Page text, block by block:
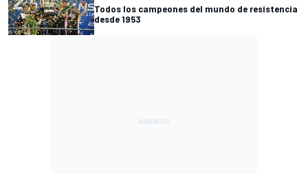
Todos los campeones del mundo de resistencia
desde 1953